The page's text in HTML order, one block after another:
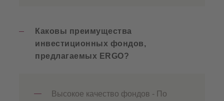
Каковы преимущества
инвестиционных фондов,
предлагаемых ERGO?
Высокое качество фондов - По